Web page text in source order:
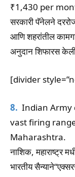
₹1,430 per
सरकारी पॅनेलने
आणि शहरांतील
अनुदान शिफारस
[divider
8. Indian Army
vast firing
Maharashtra.
नाशिक, महाराष्ट्र
भारतीय